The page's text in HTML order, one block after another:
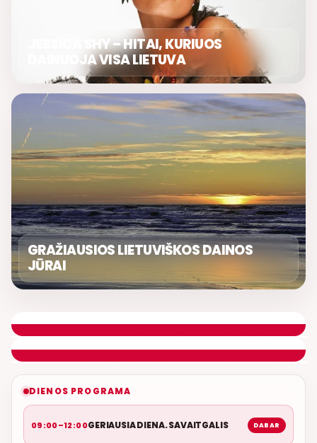
JESSICA SHY – HITAI, KURIUOS
DAINUOJA VISA LIETUVA
GRAŽIAUSIOS LIETUVIŠKOS DAINOS
JŪRAI
DIENOS PROGRAMA
09:00–12:00GERIAUSIA DIENA. SAVAITGALIS DABAR